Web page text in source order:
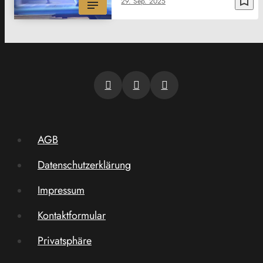
AGB
Datenschutzerklärung
Impressum
Kontaktformular
Privatsphäre